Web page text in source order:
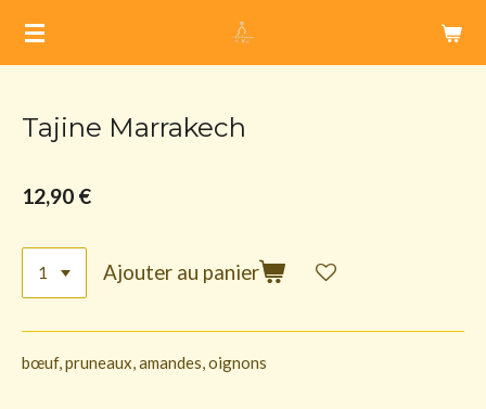
Passer
Tajine Marrakech
12,90 €
Ajouter au panier
bœuf, pruneaux, amandes, oignons